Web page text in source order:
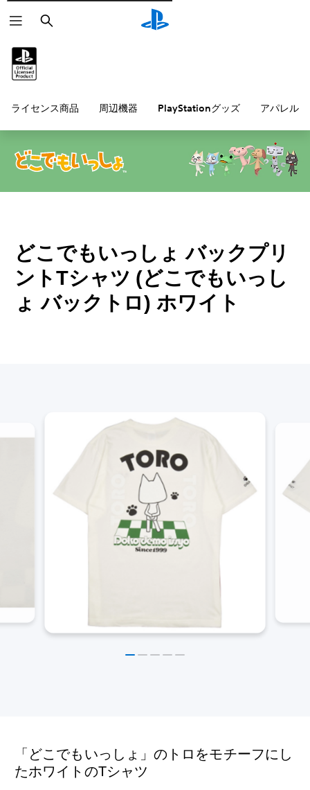
検
索
ライセンス商品 周辺機器 PlayStationグッズ アパレル
どこでもいっしょ バックプリ
ントTシャツ (どこでもいっし
ょ バックトロ) ホワイト
「どこでもいっしょ」のトロをモチーフにし
たホワイトのTシャツ